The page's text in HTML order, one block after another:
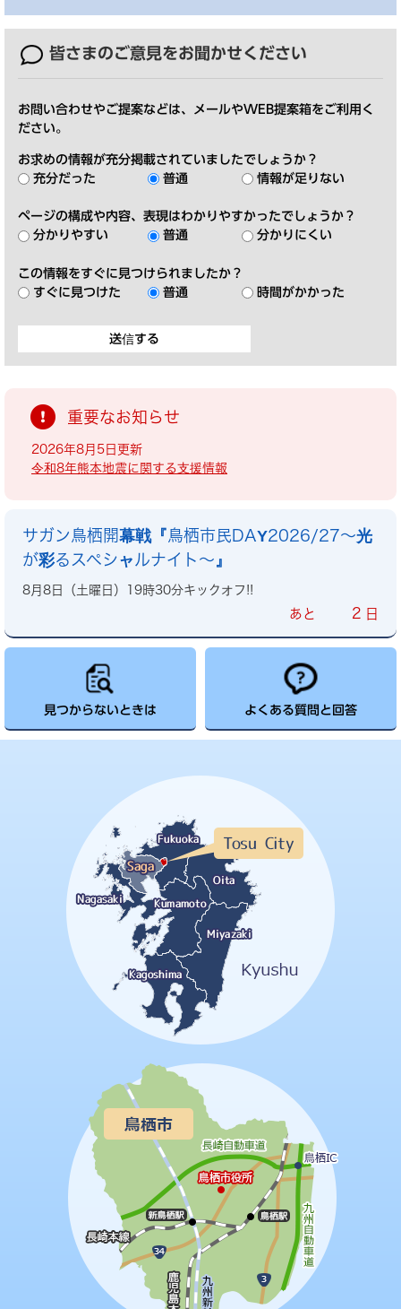
皆さまのご意見をお聞かせください
お問い合わせやご提案などは、メールやWEB提案箱をご利用く
ださい。
お求めの情報が充分掲載されていましたでしょうか？
充分だった
普通 情報が足りない
ページの構成や内容、表現はわかりやすかったでしょうか？
分かりやすい
普通 分かりにくい
この情報をすぐに見つけられましたか？
すぐに見つけた
普通 時間がかかった
重要なお知らせ
2026年8月5日更新
令和8年熊本地震に関する支援情報
サガン鳥栖開幕戦『鳥栖市民DAY2026/27～光
が彩るスペシャルナイト～』
8月8日（土曜日）19時30分キックオフ!!
あと 2 日
見つからないときは よくある質問と回答